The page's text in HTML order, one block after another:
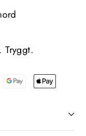
Tryggt.